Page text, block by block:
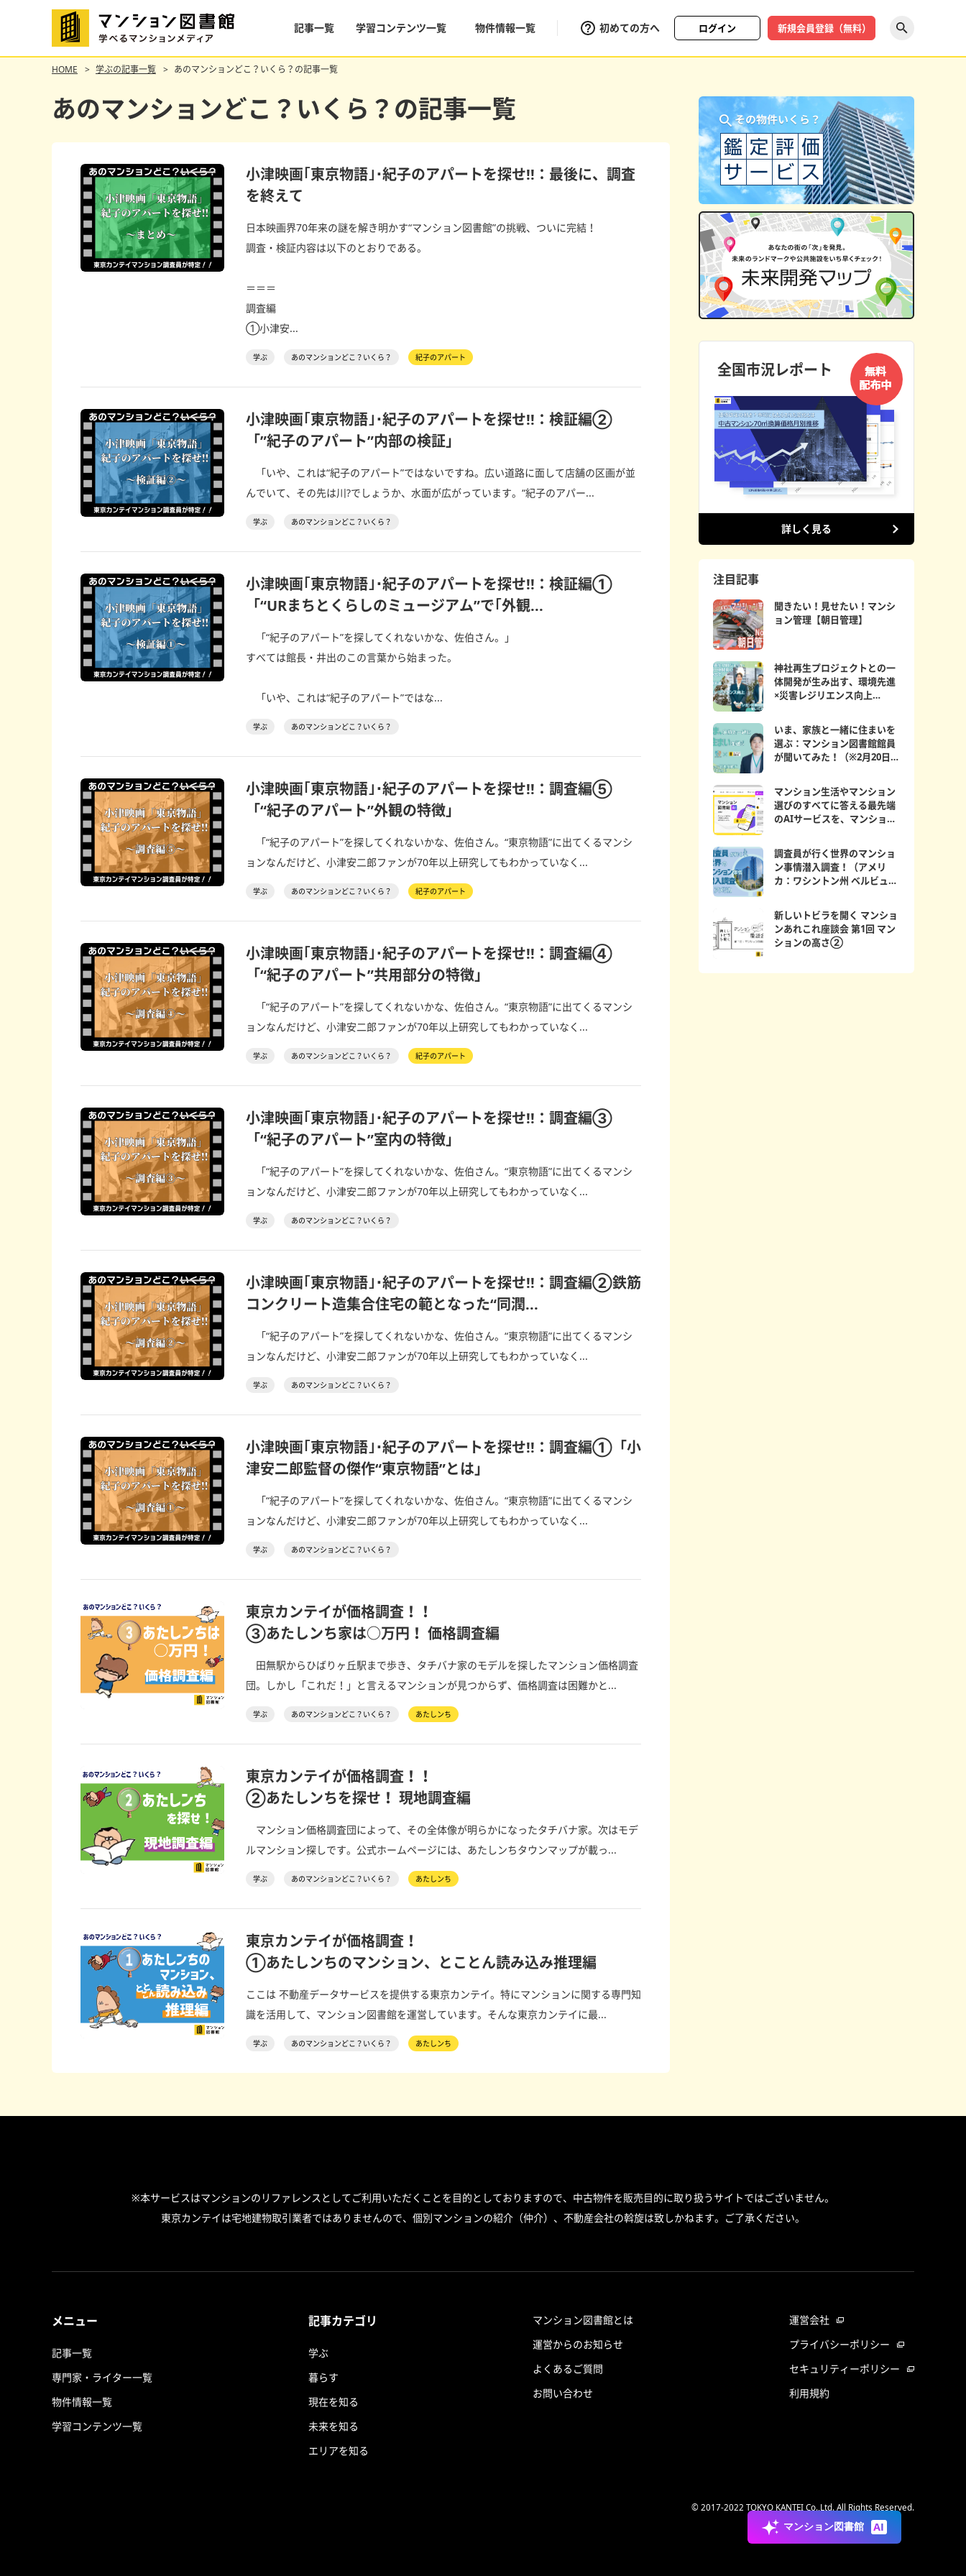
記事一覧 学習コンテンツ一覧 物件情報一覧 初めての方へ ログイン 新規会員登録（無料）
HOME 学ぶの記事一覧 あのマンションどこ？いくら？の記事一覧
全国市況レポート
詳しく見る
注目記事
聞きたい！見せたい！マンシ
ョン管理【朝日管理】
神社再生プロジェクトとの一
体開発が生み出す、環境先進
×災害レジリエンス向上
いま、家族と一緒に住まいを
選ぶ：マンション図書館館員
が聞いてみた！（※2月20日更
マンション生活やマンション
選びのすべてに答える最先端
のAIサービスを、マンション
調査員が行く世界のマンショ
ン事情潜入調査！（アメリ
カ：ワシントン州 ベルビュー
新しいトビラを開く マンショ
ンあれこれ座談会 第1回 マン
ションの高さ②
あのマンションどこ？いくら？の記事一覧
小津映画｢東京物語｣･紀子のアパートを探せ!!：最後に、調査
を終えて
日本映画界70年来の謎を解き明かす“マンション図書館”の挑戦、ついに完結！
調査・検証内容は以下のとおりである。
＝＝＝
調査編
①小津安...
学ぶ あのマンションどこ？いくら？ 紀子のアパート
小津映画｢東京物語｣･紀子のアパートを探せ!!：検証編②
「”紀子のアパート”内部の検証」
「いや、これは“紀子のアパート”ではないですね。広い道路に面して店舗の区画が並
んでいて、その先は川?でしょうか、水面が広がっています。“紀子のアパー...
学ぶ あのマンションどこ？いくら？
小津映画｢東京物語｣･紀子のアパートを探せ!!：検証編①
「“URまちとくらしのミュージアム”で｢外観...
「“紀子のアパート”を探してくれないかな、佐伯さん。」
すべては館長・井出のこの言葉から始まった。
「いや、これは“紀子のアパート”ではな...
学ぶ あのマンションどこ？いくら？
小津映画｢東京物語｣･紀子のアパートを探せ!!：調査編⑤
「“紀子のアパート”外観の特徴」
「“紀子のアパート”を探してくれないかな、佐伯さん。“東京物語”に出てくるマンシ
ョンなんだけど、小津安二郎ファンが70年以上研究してもわかっていなく...
学ぶ あのマンションどこ？いくら？ 紀子のアパート
小津映画｢東京物語｣･紀子のアパートを探せ!!：調査編④
「“紀子のアパート”共用部分の特徴」
「“紀子のアパート”を探してくれないかな、佐伯さん。“東京物語”に出てくるマンシ
ョンなんだけど、小津安二郎ファンが70年以上研究してもわかっていなく...
学ぶ あのマンションどこ？いくら？ 紀子のアパート
小津映画｢東京物語｣･紀子のアパートを探せ!!：調査編③
「“紀子のアパート”室内の特徴」
「“紀子のアパート”を探してくれないかな、佐伯さん。“東京物語”に出てくるマンシ
ョンなんだけど、小津安二郎ファンが70年以上研究してもわかっていなく...
学ぶ あのマンションどこ？いくら？
小津映画｢東京物語｣･紀子のアパートを探せ!!：調査編②鉄筋
コンクリート造集合住宅の範となった“同潤...
「“紀子のアパート”を探してくれないかな、佐伯さん。“東京物語”に出てくるマンシ
ョンなんだけど、小津安二郎ファンが70年以上研究してもわかっていなく...
学ぶ あのマンションどこ？いくら？
小津映画｢東京物語｣･紀子のアパートを探せ!!：調査編①「小
津安二郎監督の傑作“東京物語”とは」
「“紀子のアパート”を探してくれないかな、佐伯さん。“東京物語”に出てくるマンシ
ョンなんだけど、小津安二郎ファンが70年以上研究してもわかっていなく...
学ぶ あのマンションどこ？いくら？
東京カンテイが価格調査！！
③あたしンち家は○万円！ 価格調査編
田無駅からひばりヶ丘駅まで歩き、タチバナ家のモデルを探したマンション価格調査
団。しかし「これだ！」と言えるマンションが見つからず、価格調査は困難かと...
学ぶ あのマンションどこ？いくら？ あたしンち
東京カンテイが価格調査！！
②あたしンちを探せ！ 現地調査編
マンション価格調査団によって、その全体像が明らかになったタチバナ家。次はモデ
ルマンション探しです。公式ホームページには、あたしンちタウンマップが載っ...
学ぶ あのマンションどこ？いくら？ あたしンち
東京カンテイが価格調査！
①あたしンちのマンション、とことん読み込み推理編
ここは 不動産データサービスを提供する東京カンテイ。特にマンションに関する専門知
識を活用して、マンション図書館を運営しています。そんな東京カンテイに最...
学ぶ あのマンションどこ？いくら？ あたしンち
※本サービスはマンションのリファレンスとしてご利用いただくことを目的としておりますので、中古物件を販売目的に取り扱うサイトではございません。
東京カンテイは宅地建物取引業者ではありませんので、個別マンションの紹介（仲介）、不動産会社の斡旋は致しかねます。ご了承ください。
メニュー
記事一覧
専門家・ライター一覧
物件情報一覧
学習コンテンツ一覧
記事カテゴリ
学ぶ
暮らす
現在を知る
未来を知る
エリアを知る
マンション図書館とは
運営からのお知らせ
よくあるご質問
お問い合わせ
運営会社
プライバシーポリシー
セキュリティーポリシー
利用規約
© 2017-2022 TOKYO KANTEI Co.,Ltd. All Rights Reserved.
マンション図書館